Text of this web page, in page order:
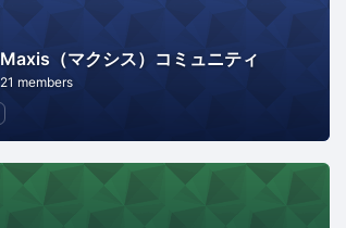
Maxis（マクシス）コミュニティ
21 members